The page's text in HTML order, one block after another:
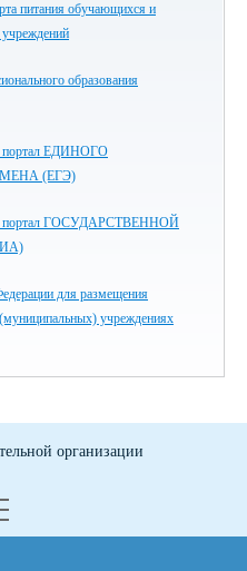
питания обучающихся и
учреждений
образования
портал ЕДИНОГО
(ЕГЭ)
портал ГОСУДАРСТВЕННОЙ
для размещения
учреждениях
организации